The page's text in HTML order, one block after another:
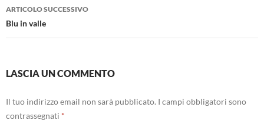
ARTICOLO SUCCESSIVO
Blu in valle
LASCIA UN COMMENTO
Il tuo indirizzo email non sarà pubblicato. I campi obbligatori sono
contrassegnati *